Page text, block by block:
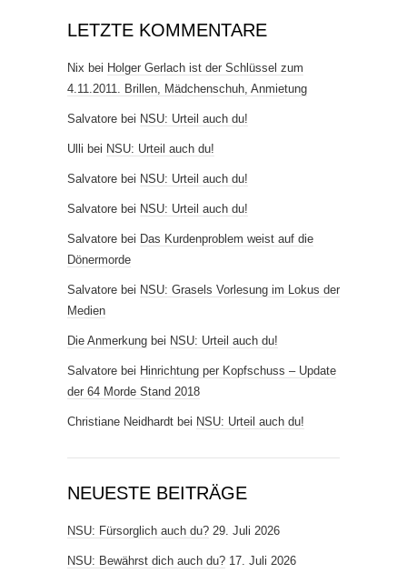
LETZTE KOMMENTARE
Nix bei Holger Gerlach ist der Schlüssel zum
4.11.2011. Brillen, Mädchenschuh, Anmietung
Salvatore bei NSU: Urteil auch du!
Ulli bei NSU: Urteil auch du!
Salvatore bei NSU: Urteil auch du!
Salvatore bei NSU: Urteil auch du!
Salvatore bei Das Kurdenproblem weist auf die
Dönermorde
Salvatore bei NSU: Grasels Vorlesung im Lokus der
Medien
Die Anmerkung bei NSU: Urteil auch du!
Salvatore bei Hinrichtung per Kopfschuss – Update
der 64 Morde Stand 2018
Christiane Neidhardt bei NSU: Urteil auch du!
NEUESTE BEITRÄGE
NSU: Fürsorglich auch du? 29. Juli 2026
NSU: Bewährst dich auch du? 17. Juli 2026